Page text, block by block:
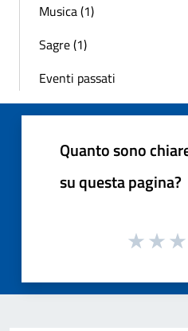
Musica (1)
Sagre (1)
Eventi passati
Quanto sono
su questa pagina?